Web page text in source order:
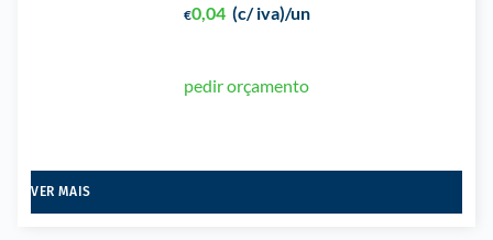
€0,04 (c/ iva)/un
pedir orçamento
VER MAIS